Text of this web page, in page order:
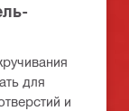
для
и